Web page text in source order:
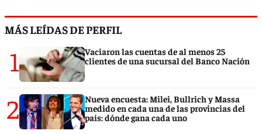
MÁS LEÍDAS DE PERFIL
1
Vaciaron las cuentas de al menos 25
clientes de una sucursal del Banco Nación
2
Nueva encuesta: Milei, Bullrich y Massa
medido en cada una de las provincias del
país: dónde gana cada uno